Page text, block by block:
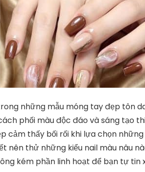
những mẫu móng tay đẹp tôn
phối màu độc đáo và sáng tạo
cảm thấy bối rối khi lựa chọn
nên thử những kiểu nail màu nâu
kém phần linh hoạt để bạn tự tin